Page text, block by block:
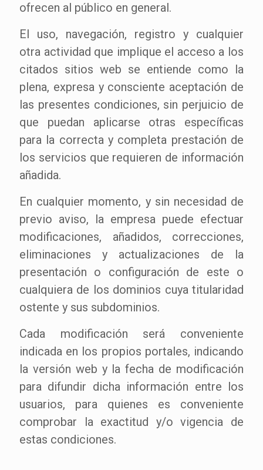
ofrecen al público en general.
El uso, navegación, registro y cualquier
otra actividad que implique el acceso a los
citados sitios web se entiende como la
plena, expresa y consciente aceptación de
las presentes condiciones, sin perjuicio de
que puedan aplicarse otras específicas
para la correcta y completa prestación de
los servicios que requieren de información
añadida.
En cualquier momento, y sin necesidad de
previo aviso, la empresa puede efectuar
modificaciones, añadidos, correcciones,
eliminaciones y actualizaciones de la
presentación o configuración de este o
cualquiera de los dominios cuya titularidad
ostente y sus subdominios.
Cada modificación será conveniente
indicada en los propios portales, indicando
la versión web y la fecha de modificación
para difundir dicha información entre los
usuarios, para quienes es conveniente
comprobar la exactitud y/o vigencia de
estas condiciones.